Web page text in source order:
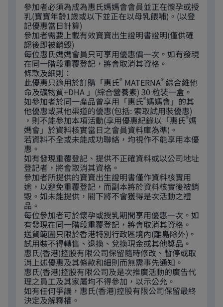
參加者必須為成為惠氏媽媽會會員並正在懷孕或授
乳(寶寶年齡1歲或以下並正在以母乳餵哺)。(以登
記優惠當日計算)
參加者需要上載有效寶寶出生證明書證明(僅供確
認後即被銷毀)
每位惠氏媽媽會員只可享用優惠價一次。如有發現
在同一階段重覆登記，將會取消其資格。
條款及細則：
此優惠只適用於訂購「惠氏® MATERNA® 綜合維他
命及礦物質+DHA 」(綜合營養素) 30 粒裝一盒。
如參加者於同一產品曾享用「惠氏®媽媽會」的其
他優惠或其他渠道的優惠(包括: 索取試用裝優惠)
，則不能參加本項活動(享用優惠紀錄以「惠氏®媽
媽會」於資料核實當日之會員資料庫為準)。
若資料不全或未能成功聯絡，均視作不能享用本優
惠。
如有發現重覆登記、提供不正確資料或以公司地址
登記者，將會取消其資格。
參加者所提供的寶寶出生證明書僅作資料核實用
途，以避免重覆登記，而副本將於資料核實後被銷
毀。如未能提供，閣下將不會獲得是次活動之禮
品。
每位參加者可於懷孕或授乳期間享用優惠一次。如
有發現在同一階段重覆登記，將會取消其資格。
送貨範圍只限於香港特別行政區境內(離島除外)。
試用裝不得轉售、退換、兌換現金或其他奬品。
惠氏(香港)控股有限公司保留隨時修改、暫停或取
消上述優惠及其條款和細則而無需事先通知。
惠氏(香港)控股有限公司及是次推廣活動的廣告代
理之員工及其家屬均不得參加，以示公允。
如有任何爭議，惠氏(香港)控股有限公司保留最終
決定及解釋權。